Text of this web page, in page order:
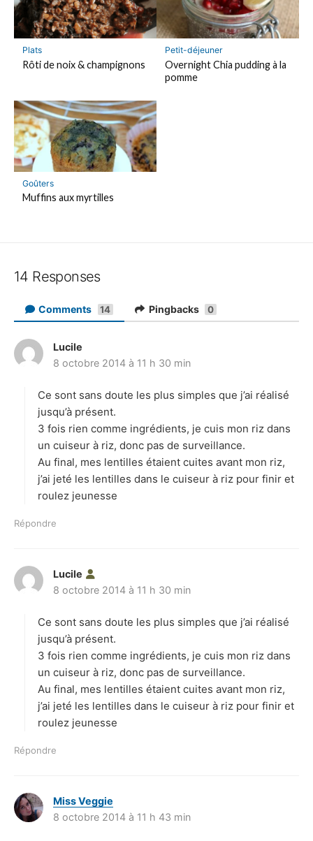
Plats
Rôti de noix & champignons
Petit-déjeuner
Overnight Chia pudding à la
pomme
Goûters
Muffins aux myrtilles
14 Responses
Comments 14 Pingbacks 0
Lucile
i
:
8 octobre 2014 à 11 h 30 min
Ce sont sans doute les plus simples que j’ai réalisé
jusqu’à présent.
3 fois rien comme ingrédients, je cuis mon riz dans
un cuiseur à riz, donc pas de surveillance.
Au final, mes lentilles étaient cuites avant mon riz,
j’ai jeté les lentilles dans le cuiseur à riz pour finir et
roulez jeunesse
Répondre
Lucile
i
:
8 octobre 2014 à 11 h 30 min
Ce sont sans doute les plus simples que j’ai réalisé
jusqu’à présent.
3 fois rien comme ingrédients, je cuis mon riz dans
un cuiseur à riz, donc pas de surveillance.
Au final, mes lentilles étaient cuites avant mon riz,
j’ai jeté les lentilles dans le cuiseur à riz pour finir et
roulez jeunesse
Répondre
Miss Veggie
i
8 octobre 2014 à 11 h 43 min